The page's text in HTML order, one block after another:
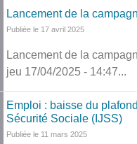
Lancement de la
Publiée le 17 avril 2025
Lancement de la
jeu 17/04/2025 - 14:47...
Emploi : baisse du
Sécurité Sociale (IJSS)
Publiée le 11 mars 2025